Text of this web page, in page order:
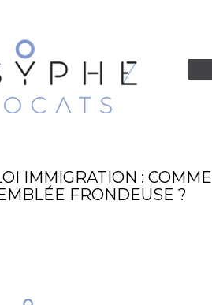
IMMIGRATION :
FRONDEUSE ?